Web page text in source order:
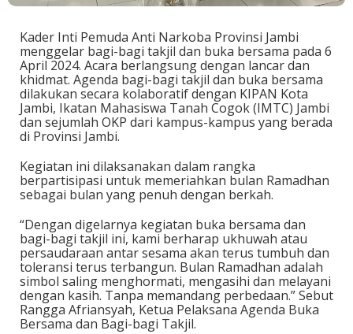
Kader Inti Pemuda Anti Narkoba Provinsi Jambi
menggelar bagi-bagi takjil dan buka bersama pada 6
April 2024. Acara berlangsung dengan lancar dan
khidmat. Agenda bagi-bagi takjil dan buka bersama
dilakukan secara kolaboratif dengan KIPAN Kota
Jambi, Ikatan Mahasiswa Tanah Cogok (IMTC) Jambi
dan sejumlah OKP dari kampus-kampus yang berada
di Provinsi Jambi.
Kegiatan ini dilaksanakan dalam rangka
berpartisipasi untuk memeriahkan bulan Ramadhan
sebagai bulan yang penuh dengan berkah.
“Dengan digelarnya kegiatan buka bersama dan
bagi-bagi takjil ini, kami berharap ukhuwah atau
persaudaraan antar sesama akan terus tumbuh dan
toleransi terus terbangun. Bulan Ramadhan adalah
simbol saling menghormati, mengasihi dan melayani
dengan kasih. Tanpa memandang perbedaan.” Sebut
Rangga Afriansyah, Ketua Pelaksana Agenda Buka
Bersama dan Bagi-bagi Takjil.